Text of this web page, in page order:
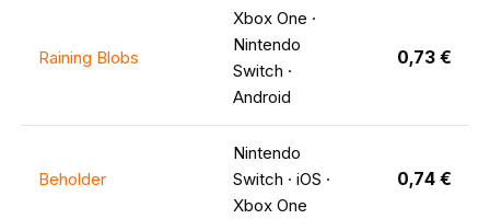
Raining Blobs
Xbox One ·
Nintendo
Switch ·
Android
0,73 €
Beholder
Nintendo
Switch · iOS ·
Xbox One
0,74 €